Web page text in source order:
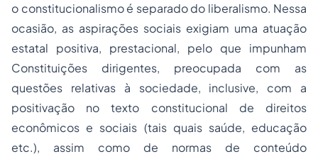
o constitucionalismo é separado do liberalismo. Nessa
ocasião, as aspirações sociais exigiam uma atuação
estatal positiva, prestacional, pelo que impunham
Constituições dirigentes, preocupada com as
questões relativas à sociedade, inclusive, com a
positivação no texto constitucional de direitos
econômicos e sociais (tais quais saúde, educação
etc.), assim como de normas de conteúdo